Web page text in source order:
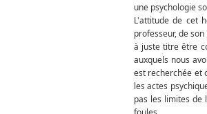
une psychologie
L'attitude de cet
professeur, de
à juste titre être
auxquels nous
est recherchée et
les actes
pas les limites de